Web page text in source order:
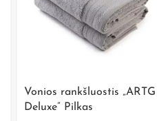
Vonios rankšluostis „ARTG
Deluxe” Pilkas